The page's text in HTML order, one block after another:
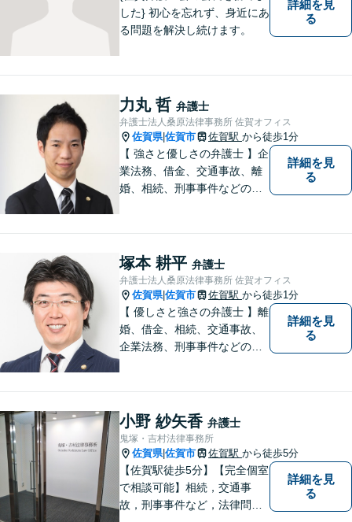
した} 初心を忘れず、身近にあ
る問題を解決し続けます。
詳細を見
る
力丸 哲 弁護士
弁護士法人桑原法律事務所 佐賀オフィス
佐賀県|佐賀市 佐賀駅 から徒歩1分
【 強さと優しさの弁護士 】企
業法務、借金、交通事故、離
婚、相続、刑事事件などのご
なリーガルサービスを提供い
たします。
詳細を見
る
塚本 耕平 弁護士
弁護士法人桑原法律事務所 佐賀オフィス
佐賀県|佐賀市 佐賀駅 から徒歩1分
【 優しさと強さの弁護士 】離
婚、借金、相続、交通事故、
企業法務、刑事事件などのご
なリーガルサービスを提供い
たします。
詳細を見
る
小野 紗矢香 弁護士
鬼塚・吉村法律事務所
佐賀県|佐賀市 佐賀駅 から徒歩5分
【佐賀駅徒歩5分】【完全個室
で相談可能】相続，交通事
故，刑事事件など，法律問題
詳細を見
る